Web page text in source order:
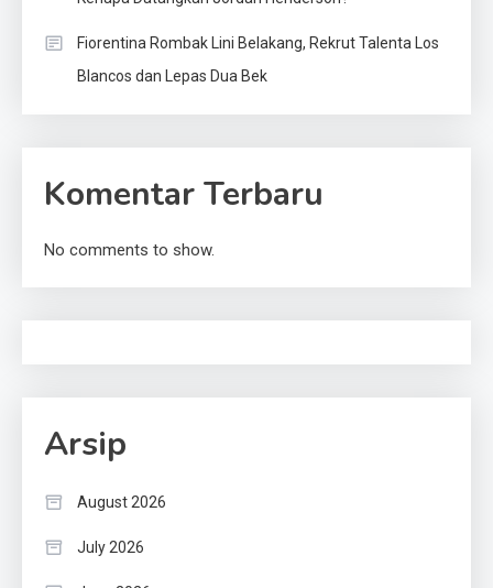
Fiorentina Rombak Lini Belakang, Rekrut Talenta Los
Blancos dan Lepas Dua Bek
Komentar Terbaru
No comments to show.
Arsip
August 2026
July 2026